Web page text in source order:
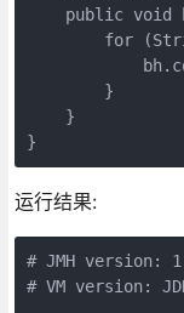
public void
for
        }
    }
运行结果:
# JMH version:
# VM version: